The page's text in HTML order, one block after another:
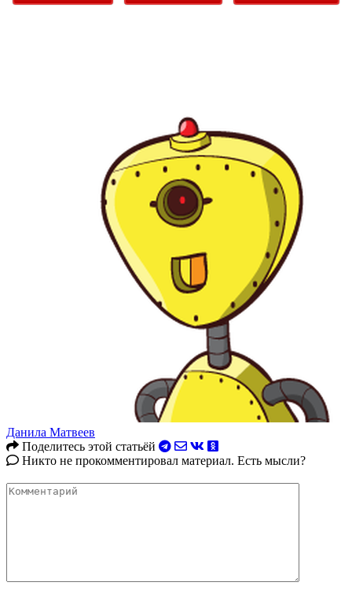
Данила Матвеев
Поделитесь этой статьёй
Никто не прокомментировал материал. Есть мысли?